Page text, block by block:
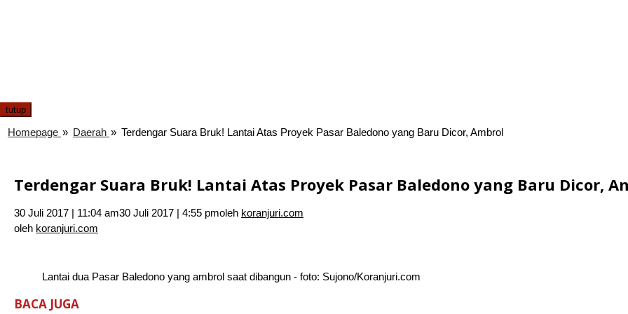
tutup
Homepage » Daerah » Terdengar Suara Bruk! Lantai Atas Proyek Pasar Baledono yang Baru Dicor, Ambrol
Terdengar Suara Bruk! Lantai Atas Proyek Pasar Baledono yang Baru Dicor,
30 Juli 2017 | 11:04 am30 Juli 2017 | 4:55 pmoleh koranjuri.com
oleh koranjuri.com
Lantai dua Pasar Baledono yang ambrol saat dibangun - foto: Sujono/Koranjuri.com
BACA JUGA